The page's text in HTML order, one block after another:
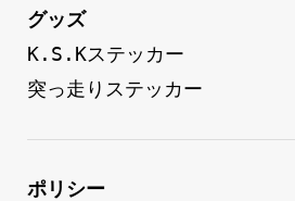
グッズ
K.S.Kステッカー
突っ走りステッカー
ポリシー